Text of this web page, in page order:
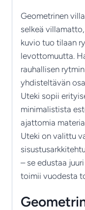
Geometrinen
selkeä
kuvio tuo tilaan
levottomuutta.
rauhallisen
yhdisteltävän
Uteki sopii
minimalistista
ajattomia
Uteki on valittu
– se edustaa
toimii vuodesta